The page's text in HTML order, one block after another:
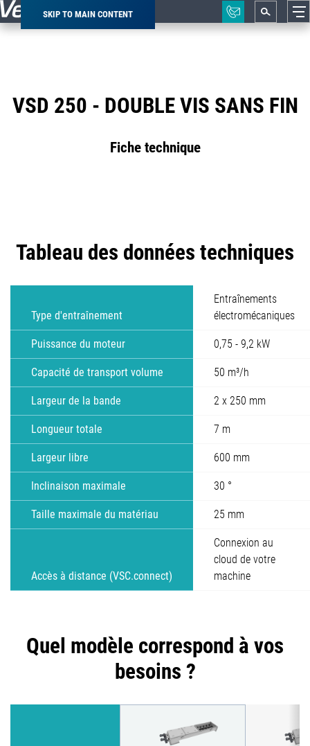
SKIP TO MAIN CONTENT
Breadcrumb
VSD 250 - DOUBLE VIS SANS FIN
Fiche technique
Tableau des données techniques
Type d'entraînement
Entraînements
électromécaniques
Puissance du moteur 0,75 - 9,2 kW
Capacité de transport volume 50 m³/h
Largeur de la bande 2 x 250 mm
Longueur totale 7 m
Largeur libre 600 mm
Inclinaison maximale 30 °
Taille maximale du matériau 25 mm
Accès à distance (VSC.connect)
Connexion au
cloud de votre
machine
Quel modèle correspond à vos
besoins ?